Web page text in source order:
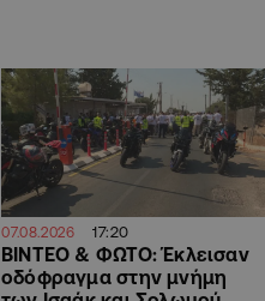
07.08.2026 17:20
ΒΙΝΤΕΟ & ΦΩΤΟ: Έκλεισαν
οδόφραγμα στην μνήμη